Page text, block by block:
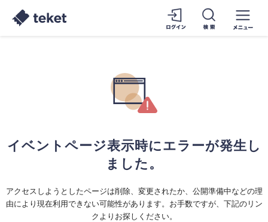
イベントページ表示時にエラーが発生し
ました。
アクセスしようとしたページは削除、変更されたか、公開準備中などの理
由により現在利用できない可能性があります。お手数ですが、下記のリン
クよりお探しください。